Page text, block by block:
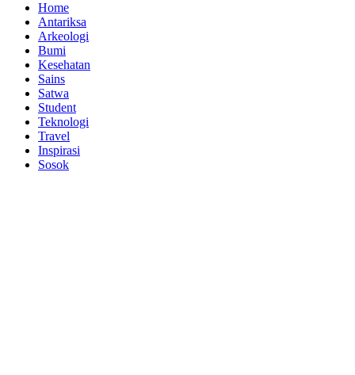
Home
Antariksa
Arkeologi
Bumi
Kesehatan
Sains
Satwa
Student
Teknologi
Travel
Inspirasi
Sosok